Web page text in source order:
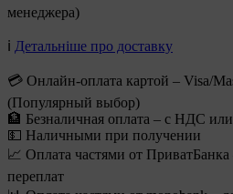
менеджера)
ℹ️ Детальніше про доставку
💳 Онлайн-оплата картой – Visa/
(Популярный выбор)
🏦 Безналичная оплата – с НДС
💵 Наличными при получении
📈 Оплата частями от ПриватБанка
переплат